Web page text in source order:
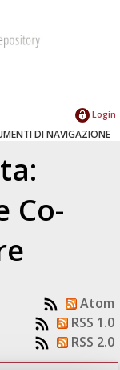
Login
DI NAVIGAZIONE
Co-
Atom
RSS 1.0
RSS 2.0